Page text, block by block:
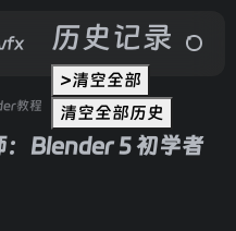
历史记录
>清空全部
清空全部历史
教程 正文
Blender 5 初学者